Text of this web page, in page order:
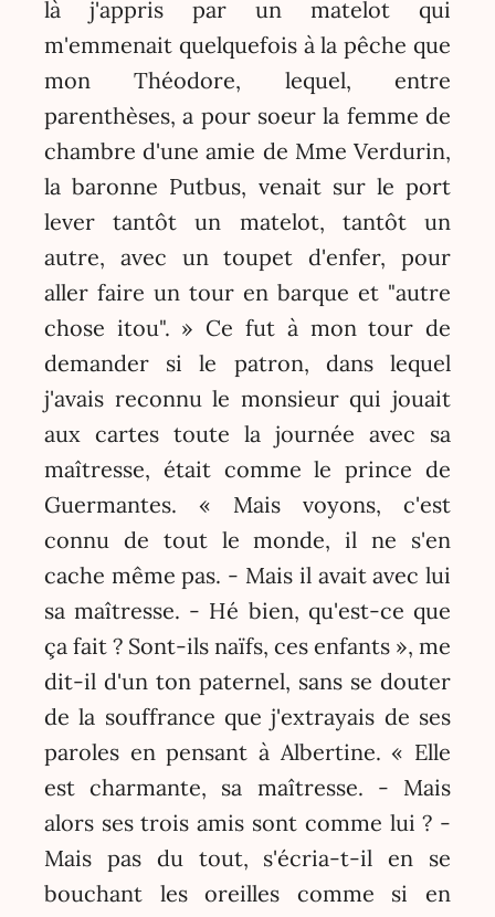
là j'appris par un matelot qui
m'emmenait quelquefois à la pêche que
mon Théodore, lequel, entre
parenthèses, a pour soeur la femme de
chambre d'une amie de Mme Verdurin,
la baronne Putbus, venait sur le port
lever tantôt un matelot, tantôt un
autre, avec un toupet d'enfer, pour
aller faire un tour en barque et "autre
chose itou". » Ce fut à mon tour de
demander si le patron, dans lequel
j'avais reconnu le monsieur qui jouait
aux cartes toute la journée avec sa
maîtresse, était comme le prince de
Guermantes. « Mais voyons, c'est
connu de tout le monde, il ne s'en
cache même pas. - Mais il avait avec lui
sa maîtresse. - Hé bien, qu'est-ce que
ça fait ? Sont-ils naïfs, ces enfants », me
dit-il d'un ton paternel, sans se douter
de la souffrance que j'extrayais de ses
paroles en pensant à Albertine. « Elle
est charmante, sa maîtresse. - Mais
alors ses trois amis sont comme lui ? -
Mais pas du tout, s'écria-t-il en se
bouchant les oreilles comme si en